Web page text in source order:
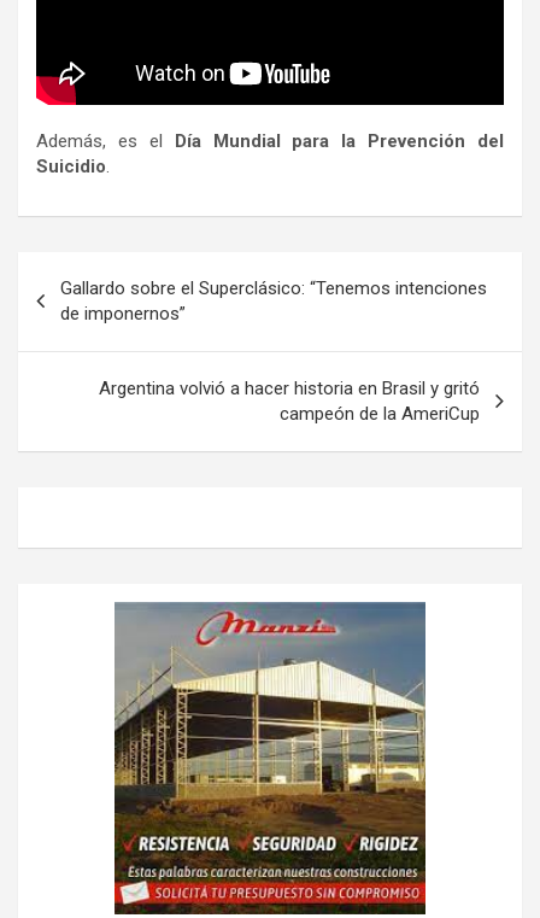
Además, es el
Día Mundial para la Prevención del
Suicidio.
de
entradas
Gallardo sobre el Superclásico: “Tenemos intenciones
de imponernos”
Argentina volvió a hacer historia en Brasil y gritó
campeón de la AmeriCup